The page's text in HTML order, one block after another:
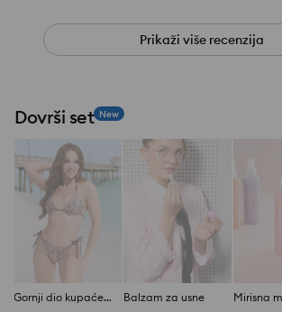
Prikaži više recenzija
Dovrši set New
Gornji dio kupaćeg kostima Balzam za usne Mirisna